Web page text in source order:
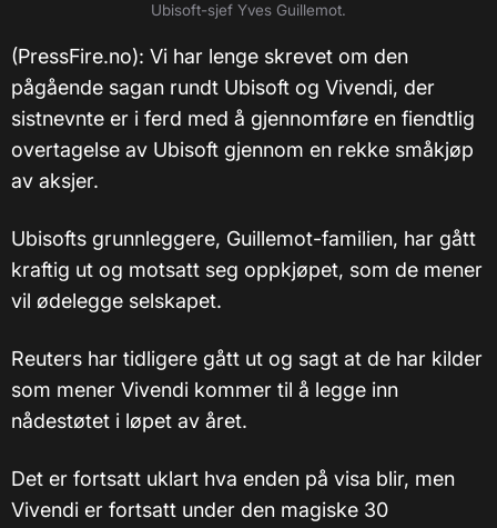
Ubisoft-sjef Yves Guillemot.
(PressFire.no): Vi har lenge skrevet om den
pågående sagan rundt Ubisoft og Vivendi, der
sistnevnte er i ferd med å gjennomføre en fiendtlig
overtagelse av Ubisoft gjennom en rekke småkjøp
av aksjer.
Ubisofts grunnleggere, Guillemot-familien, har gått
kraftig ut og motsatt seg oppkjøpet, som de mener
vil ødelegge selskapet.
Reuters har tidligere gått ut og sagt at de har kilder
som mener Vivendi kommer til å legge inn
nådestøtet i løpet av året.
Det er fortsatt uklart hva enden på visa blir, men
Vivendi er fortsatt under den magiske 30